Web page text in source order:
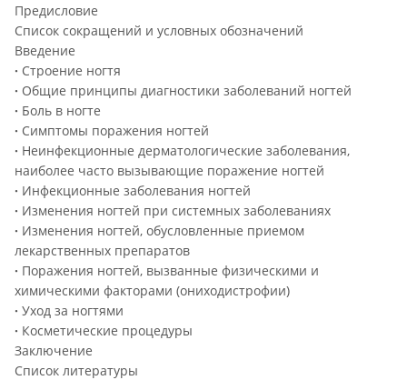
Предисловие
Список сокращений и условных обозначений
Введение
· Строение ногтя
· Общие принципы диагностики заболеваний ногтей
· Боль в ногте
· Симптомы поражения ногтей
· Неинфекционные дерматологические заболевания,
наиболее часто вызывающие поражение ногтей
· Инфекционные заболевания ногтей
· Изменения ногтей при системных заболеваниях
· Изменения ногтей, обусловленные приемом
лекарственных препаратов
· Поражения ногтей, вызванные физическими и
химическими факторами (ониходистрофии)
· Уход за ногтями
· Косметические процедуры
Заключение
Список литературы